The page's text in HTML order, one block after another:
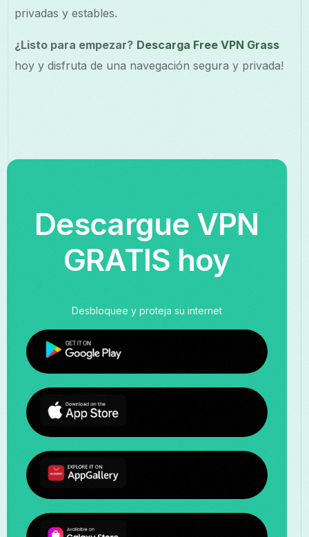
privadas y estables.
¿Listo para empezar? Descarga Free VPN Grass
hoy y disfruta de una navegación segura y privada!
Descargue VPN
GRATIS hoy
Desbloquee y proteja su internet